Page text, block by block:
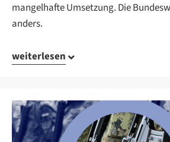
mangelhafte Umsetzung. Die
anders.
weiterlesen